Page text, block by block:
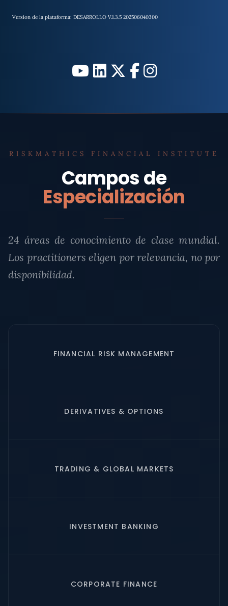
Version de la plataforma: DESARROLLO V.1.3.5 202506040300
RISKMATHICS FINANCIAL INSTITUTE
Campos de
Especialización
24 áreas de conocimiento de clase mundial.
Los practitioners eligen por relevancia, no por
disponibilidad.
FINANCIAL RISK MANAGEMENT
DERIVATIVES & OPTIONS
TRADING & GLOBAL MARKETS
INVESTMENT BANKING
CORPORATE FINANCE